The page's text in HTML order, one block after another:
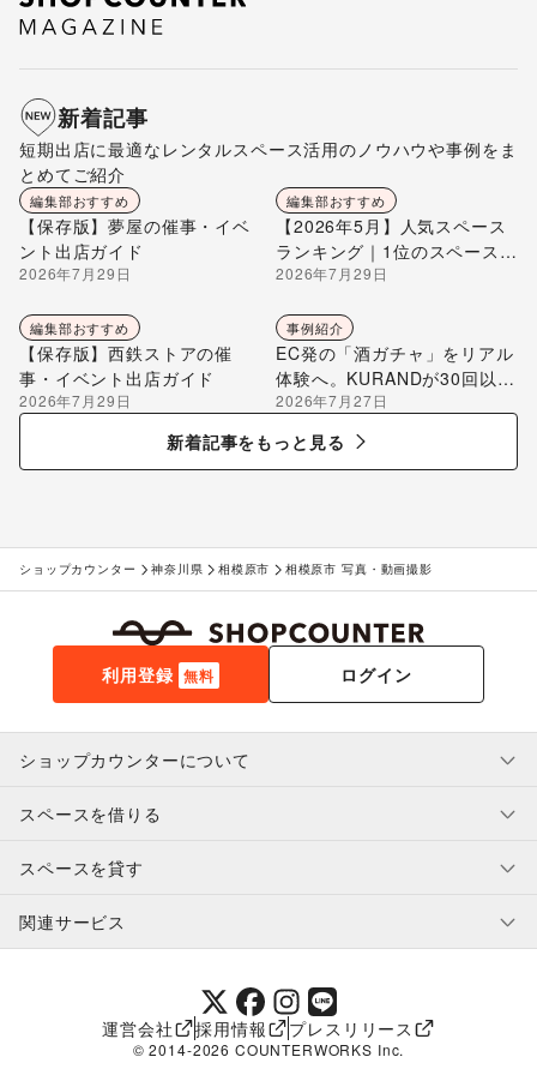
新着記事
短期出店に最適なレンタルスペース活用のノウハウや事例をま
とめてご紹介
編集部おすすめ
【保存版】夢屋の催事・イベ
ント出店ガイド
2026年7月29日
編集部おすすめ
【2026年5月】人気スペース
ランキング｜1位のスペースを
編集部が解説
2026年7月29日
編集部おすすめ
【保存版】西鉄ストアの催
事・イベント出店ガイド
2026年7月29日
事例紹介
EC発の「酒ガチャ」をリアル
体験へ。KURANDが30回以上
のポップアップ出店で届け
る“新しいお酒との出会い”
2026年7月27日
新着記事をもっと見る
ショップカウンター 神奈川県 相模原市 相模原市 写真・動画撮影
利用登録 無料 ログイン
ショップカウンターについて
利用規約・ガイドライン
特定商取引法に基づく表示
補償プログラム
スペースを借りる
スペースを借りたい人へ
ユーザー利用規約
提携パートナー
スペースを貸す
スペースを貸したい方へ
オーナー利用規約
関連サービス
SHOPCOUNTER MAGAZINE
ショップカウンターエンタープライズ
ショップカウンター常設
運営会社 採用情報 プレスリリース
© 2014-2026 COUNTERWORKS Inc.